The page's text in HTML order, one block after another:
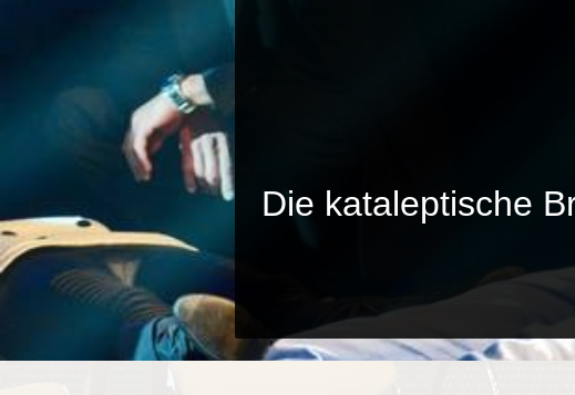
Die kataleptische